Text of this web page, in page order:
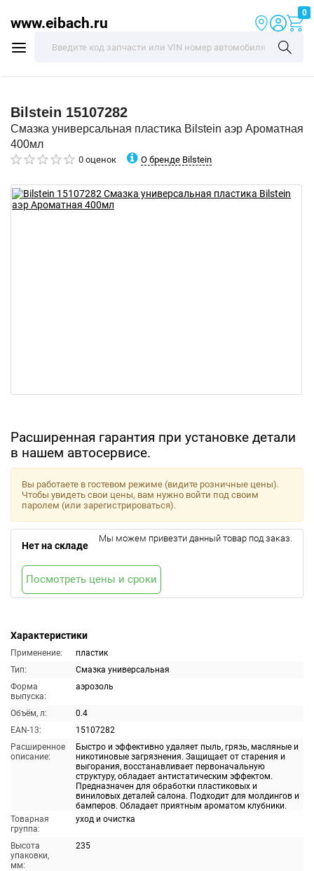
www.eibach.ru
0
Bilstein 15107282
Смазка универсальная пластика Bilstein аэр Ароматная
400мл
0 оценок О бренде Bilstein
Расширенная гарантия при установке детали
в нашем автосервисе.
Характеристики
Применение:
пластик
Тип:
Смазка универсальная
Форма
выпуска:
аэрозоль
Объём, л:
0.4
EAN-13:
15107282
Расширенное
описание:
Быстро и эффективно удаляет пыль, грязь, масляные и
никотиновые загрязнения. Защищает от старения и
выгорания, восстанавливает первоначальную
структуру, обладает антистатическим эффектом.
Предназначен для обработки пластиковых и
виниловых деталей салона. Подходит для молдингов и
бамперов. Обладает приятным ароматом клубники.
Товарная
группа:
уход и очистка
Высота
упаковки,
мм:
235
Вы работаете в гостевом режиме (видите розничные цены).
Чтобы увидеть свои цены, вам нужно войти под своим
паролем (или зарегистрироваться).
Нет на складе
Мы можем привезти данный товар под заказ.
Посмотреть цены и сроки